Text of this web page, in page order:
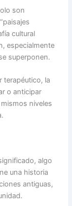
son
cultural
especialmente
superponen.
terapéutico, la
o anticipar
niveles
algo
una historia
antiguas,